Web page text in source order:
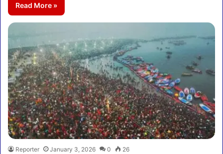
Read More »
Reporter January 3, 2026 0 26